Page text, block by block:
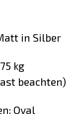
in Silber
kg
beachten)
Oval